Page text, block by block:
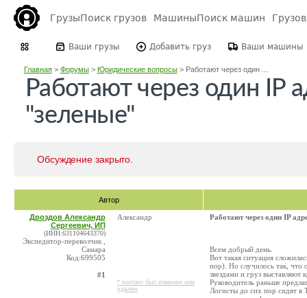
ГрузыПоиск грузов МашиныПоиск машин
Ваши грузы Добавить груз Ваши машины
Главная> Форумы> Юридические вопросы> Работают через один ...
Работают через один IP
"зеленые"
Обсуждение закрыто.
Автор
Дроздов Александр
Сергеевич, ИП
(ИНН:631104643370)
Экспедитор-перевозчик ,
Самара
Код:699505
#1
Александр
* контакт был изменен или
удален
Работают через один IP
Всем добрый день.
Вот такая ситуация
пор). Но случилось так, что
звездами и груз выставляют
Руководитель раньше
Логисты до сих пор сидят